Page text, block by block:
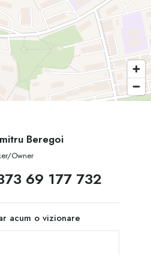
Beregoi
Owner
69 177 732
acum o vizionare